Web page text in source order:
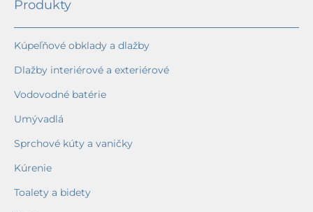
Produkty
Kúpeľňové obklady a dlažby
Dlažby interiérové a exteriérové
Vodovodné batérie
Umývadlá
Sprchové kúty a vaničky
Kúrenie
Toalety a bidety